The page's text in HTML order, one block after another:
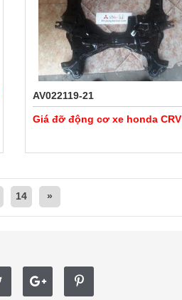
AV022119-21
Giá đỡ động cơ xe honda CRV
14 »